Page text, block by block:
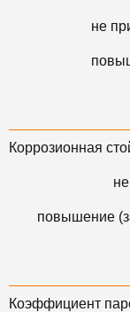
не
Коррозионная
повышение
Коэффициент